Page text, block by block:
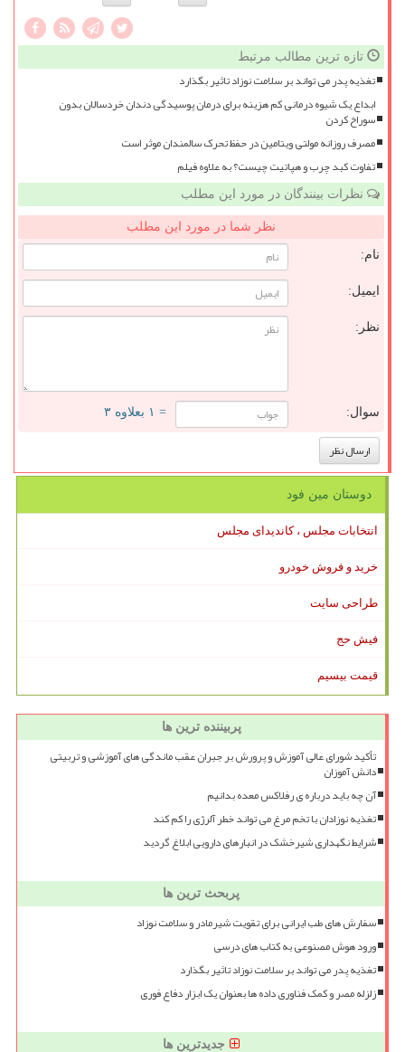
تازه ترین مطالب مرتبط
تغذیه پدر می تواند بر سلامت نوزاد تاثیر بگذارد
ابداع یک شیوه درمانی کم هزینه برای درمان پوسیدگی دندان خردسالان بدون
سوراخ کردن
مصرف روزانه مولتی ویتامین در حفظ تحرک سالمندان موثر است
تفاوت کبد چرب و هپاتیت چیست؟ به علاوه فیلم
نظرات بینندگان در مورد این مطلب
نظر شما در مورد این مطلب
نام:
ایمیل:
نظر:
سوال: = ۱ بعلاوه ۳
دوستان مین فود
انتخابات مجلس ، کاندیدای مجلس
خرید و فروش خودرو
طراحی سایت
فیش حج
قیمت بیسیم
پربیننده ترین ها
تأکید شورای عالی آموزش و پرورش بر جبران عقب ماندگی های آموزشی و تربیتی
دانش آموزان
آن چه باید درباره ی رفلاکس معده بدانیم
تغذیه نوزادان با تخم مرغ می تواند خطر آلرژی را کم کند
شرایط نگهداری شیرخشک در انبارهای دارویی ابلاغ گردید
پربحث ترین ها
سفارش های طب ایرانی برای تقویت شیرمادر و سلامت نوزاد
ورود هوش مصنوعی به کتاب های درسی
تغذیه پدر می تواند بر سلامت نوزاد تاثیر بگذارد
زلزله مصر و کمک فناوری داده ها بعنوان یک ابزار دفاع فوری
جدیدترین ها